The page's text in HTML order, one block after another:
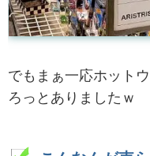
でもまぁ一応ホット
ろっとありましたｗ